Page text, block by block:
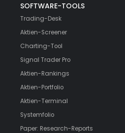
SOFTWARE-TOOLS
Trading-Desk
Aktien-Screener
Charting-Tool
Signal Trader Pro
Aktien-Rankings
Aktien-Portfolio
Aktien-Terminal
Systemfolio
Paper: Research-Reports